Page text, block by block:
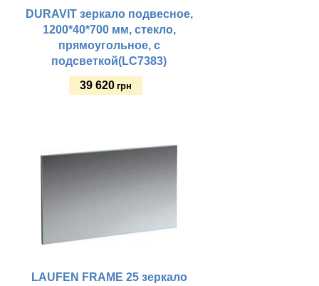
DURAVIT зеркало подвесное,
1200*40*700 мм, стекло,
прямоугольное, с
подсветкой(LC7383)
39 620 грн
LAUFEN FRAME 25 зеркало